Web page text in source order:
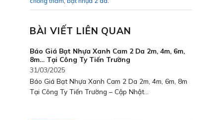
BÀI VIẾT LIÊN QUAN
Báo Giá Bạt Nhựa Xanh Cam 2 Da 2m, 4m, 6m,
8m… Tại Công Ty Tiến Trường
31/03/2025
Báo Giá Bạt Nhựa Xanh Cam 2 Da 2m, 4m, 6m, 8m
Tại Công Ty Tiến Trường – Cập Nhật...